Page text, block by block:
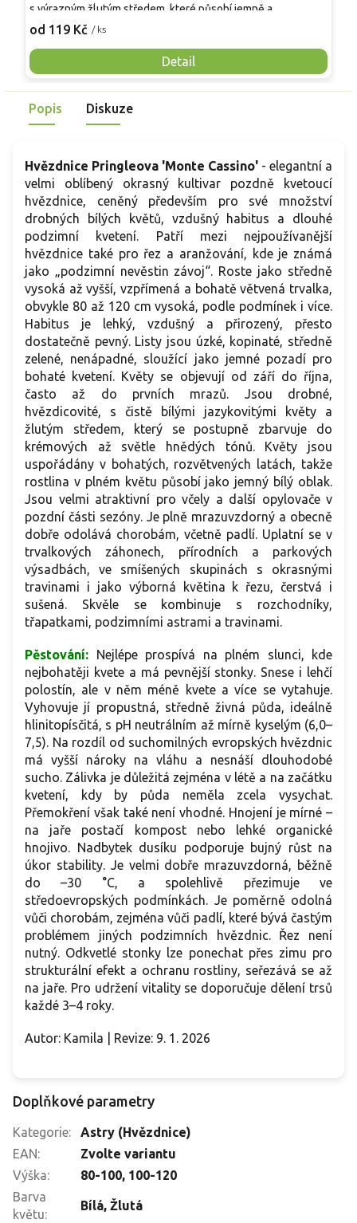
od 119 Kč / ks
Detail
s výrazným žlutým středem, které působí jemně a
dekorativně. Ideální na skalky, suché zídky, přední linii
opylovače, zejména včely, čmeláky a motýly.
Popis Diskuze
Hvězdnice Pringleova 'Monte Cassino' - elegantní a
velmi oblíbený okrasný kultivar pozdně kvetoucí
hvězdnice, ceněný především pro své množství
drobných bílých květů, vzdušný habitus a dlouhé
podzimní kvetení. Patří mezi nejpoužívanější
hvězdnice také pro řez a aranžování, kde je známá
jako „podzimní nevěstin závoj“. Roste jako středně
vysoká až vyšší, vzpřímená a bohatě větvená trvalka,
obvykle 80 až 120 cm vysoká, podle podmínek i více.
Habitus je lehký, vzdušný a přirozený, přesto
dostatečně pevný. Listy jsou úzké, kopinaté, středně
zelené, nenápadné, sloužící jako jemné pozadí pro
bohaté kvetení. Květy se objevují od září do října,
často až do prvních mrazů. Jsou drobné,
hvězdicovité, s čistě bílými jazykovitými květy a
žlutým středem, který se postupně zbarvuje do
krémových až světle hnědých tónů. Květy jsou
uspořádány v bohatých, rozvětvených latách, takže
rostlina v plném květu působí jako jemný bílý oblak.
Jsou velmi atraktivní pro včely a další opylovače v
pozdní části sezóny. Je plně mrazuvzdorný a obecně
dobře odolává chorobám, včetně padlí. Uplatní se v
trvalkových záhonech, přírodních a parkových
výsadbách, ve smíšených skupinách s okrasnými
travinami i jako výborná květina k řezu, čerstvá i
sušená. Skvěle se kombinuje s rozchodníky,
třapatkami, podzimními astrami a travinami.
Pěstování:
Nejlépe prospívá na plném slunci, kde
nejbohatěji kvete a má pevnější stonky. Snese i lehčí
polostín, ale v něm méně kvete a více se vytahuje.
Vyhovuje jí propustná, středně živná půda, ideálně
hlinitopísčitá, s pH neutrálním až mírně kyselým (6,0–
7,5). Na rozdíl od suchomilných evropských hvězdnic
má vyšší nároky na vláhu a nesnáší dlouhodobé
sucho. Zálivka je důležitá zejména v létě a na začátku
kvetení, kdy by půda neměla zcela vysychat.
Přemokření však také není vhodné. Hnojení je mírné –
na jaře postačí kompost nebo lehké organické
hnojivo. Nadbytek dusíku podporuje bujný růst na
úkor stability. Je velmi dobře mrazuvzdorná, běžně
do –30 °C, a spolehlivě přezimuje ve
středoevropských podmínkách. Je poměrně odolná
vůči chorobám, zejména vůči padlí, které bývá častým
problémem jiných podzimních hvězdnic. Řez není
nutný. Odkvetlé stonky lze ponechat přes zimu pro
strukturální efekt a ochranu rostliny, seřezává se až
na jaře. Pro udržení vitality se doporučuje dělení trsů
každé 3–4 roky.
Autor: Kamila | Revize: 9. 1. 2026
Doplňkové parametry
Kategorie:
Astry (Hvězdnice)
EAN:
Zvolte variantu
Výška: 80-100, 100-120
Barva
květu:
Bílá, Žlutá